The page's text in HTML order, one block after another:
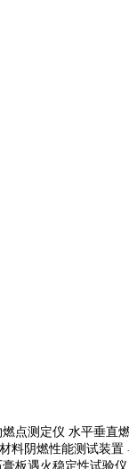
点测定仪 水平垂
阴燃性能测试装
板遇火稳定性试验仪